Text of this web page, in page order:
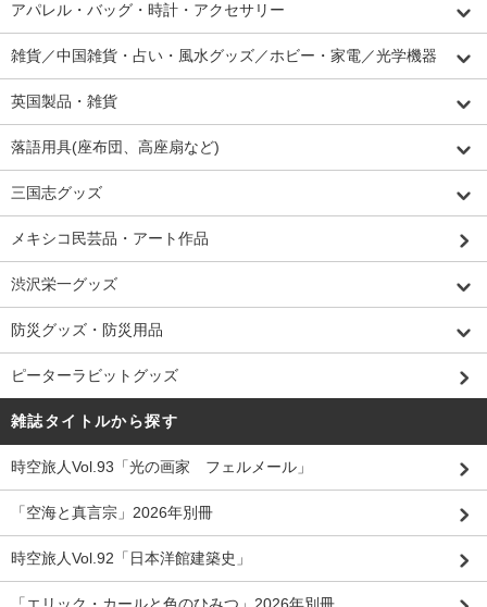
アパレル・バッグ・時計・アクセサリー
雑貨／中国雑貨・占い・風水グッズ／ホビー・家電／光学機器
英国製品・雑貨
落語用具(座布団、高座扇など)
三国志グッズ
メキシコ民芸品・アート作品
渋沢栄一グッズ
防災グッズ・防災用品
ピーターラビットグッズ
雑誌タイトルから探す
時空旅人Vol.93「光の画家 フェルメール」
「空海と真言宗」2026年別冊
時空旅人Vol.92「日本洋館建築史」